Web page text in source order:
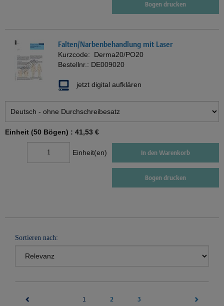
Bogen drucken
Falten/Narbenbehandlung mit Laser
Kurzcode: Derma20/PO20
Bestellnr.: DE009020
jetzt digital aufklären
Einheit (50 Bögen) : 41,53 €
Einheit(en) In den Warenkorb
Bogen drucken
Sortieren nach:
1 2 3